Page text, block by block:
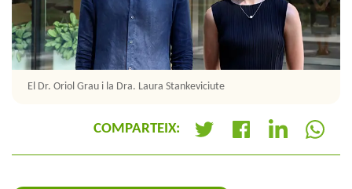
El Dr. Oriol Grau i la Dra. Laura Stankeviciute
COMPARTEIX: